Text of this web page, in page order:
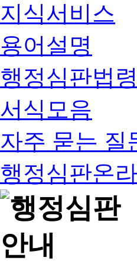
지식서비스
용어설명
행정심판법령
서식모음
자주 묻는 질
행정심판온